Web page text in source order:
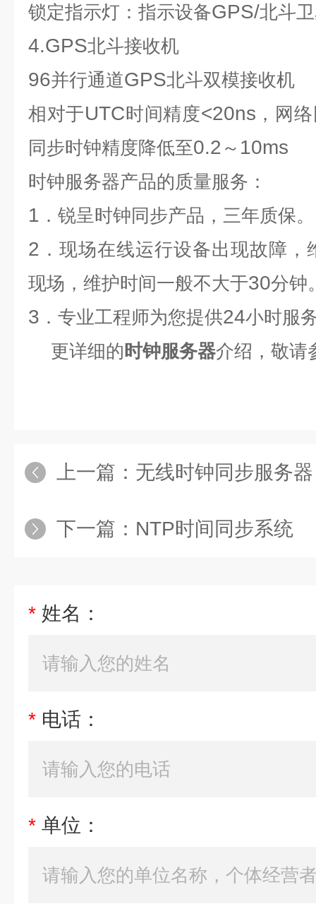
锁定指示灯：指示设备GPS/北斗
4.GPS北斗接收机
96并行通道GPS北斗双模接收
相对于UTC时间精度<20ns ，网
同步时钟精度降低至0.2 ～ 10ms
时钟服务器产品的质量服务：
1 ．锐呈时钟同步产品，三年质保。
2 ．现场在线运行设备出现故障，
现场 ，维护时间一般不大于30分钟
3 ．专业工程师为您提供24小时服
更详细的时钟服务器介绍，敬请
上一篇： 无线时钟同步服务器
下一篇： NTP时间同步系统
* 姓名：
* 电话：
* 单位：